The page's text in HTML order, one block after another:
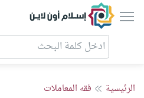
إسلام أون لاين
الرئيسية فقه المعاملات